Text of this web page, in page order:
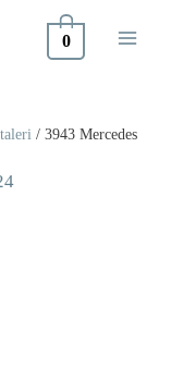
0
/ 3943 Mercedes